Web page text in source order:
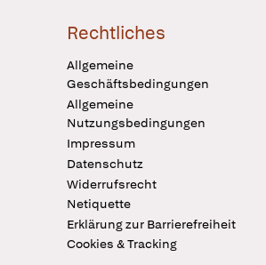
Rechtliches
Allgemeine
Geschäftsbedingungen
Allgemeine
Nutzungsbedingungen
Impressum
Datenschutz
Widerrufsrecht
Netiquette
Erklärung zur Barrierefreiheit
Cookies & Tracking